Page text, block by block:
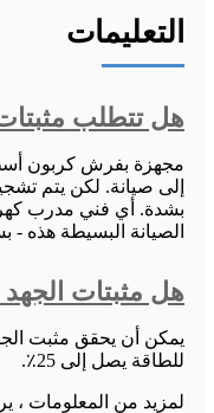
التعليمات
هل تتطلب مثبتات
مجهزة بفرش كربون
إلى صيانة. لكن يتم
بشدة. أي فني مدرب
الصيانة البسيطة هذه -
هل مثبتات الجهد
يمكن أن يحقق مثبت
للطاقة يصل إلى 25٪.
لمزيد من المعلومات ،